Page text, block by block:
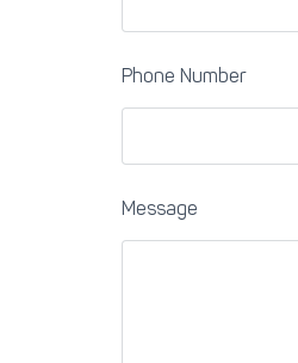
Phone Number
Message